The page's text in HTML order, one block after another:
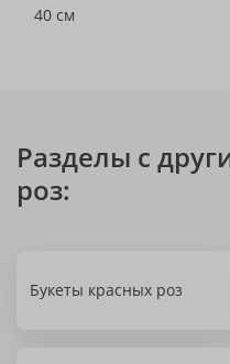
40 см
Разделы с
роз:
Букеты красных роз